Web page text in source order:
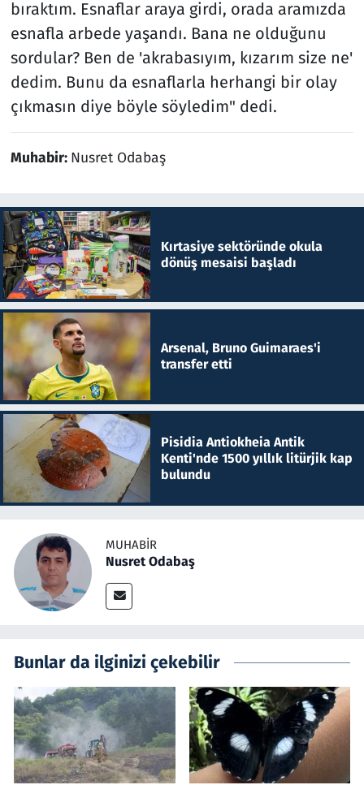
bıraktım. Esnaflar araya girdi, orada aramızda
esnafla arbede yaşandı. Bana ne olduğunu
sordular? Ben de 'akrabasıyım, kızarım size ne'
dedim. Bunu da esnaflarla herhangi bir olay
çıkmasın diye böyle söyledim" dedi.
Muhabir: Nusret Odabaş
Kırtasiye sektöründe okula
dönüş mesaisi başladı
Arsenal, Bruno Guimaraes'i
transfer etti
Pisidia Antiokheia Antik
Kenti'nde 1500 yıllık litürjik kap
bulundu
MUHABIR
Nusret Odabaş
Bunlar da ilginizi çekebilir